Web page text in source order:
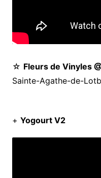
☆ Fleurs de Vinyles
Sainte-Agathe-de-
+ Yogourt V2